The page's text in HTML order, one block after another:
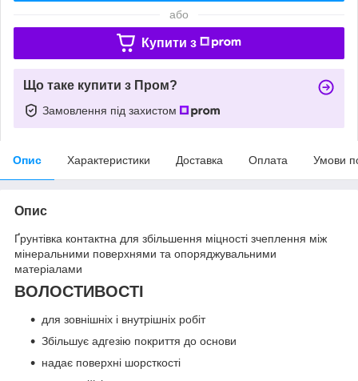
або
Купити з
Що таке купити з Пром?
Замовлення під захистом
Опис Характеристики Доставка Оплата Умови
Опис
Ґрунтівка контактна для збільшення міцності зчеплення між
мінеральними поверхнями та опоряджувальними
матеріалами
ВОЛОСТИВОСТІ
для зовнішніх і внутрішніх робіт
Збільшує адгезію покриття до основи
надає поверхні шорсткості